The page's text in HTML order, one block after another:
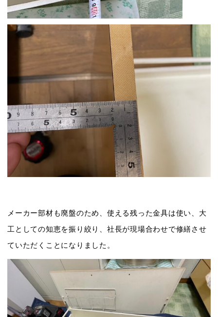
メーカー部材も廃盤のため、使える残った金具は使い、大
工としての知恵を振り絞り、社長が現場合わせで修繕させ
ていただくことになりました。